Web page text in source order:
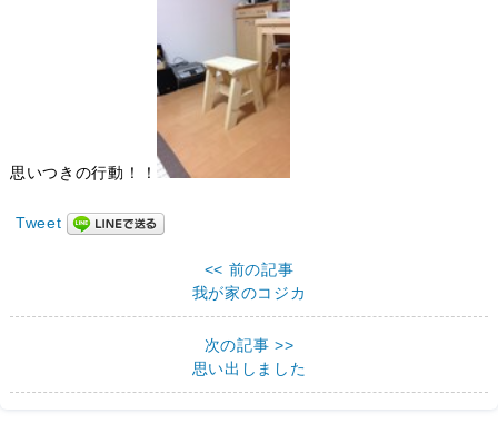
思いつきの行動！！
Tweet
<< 前の記事
我が家のコジカ
次の記事 >>
思い出しました